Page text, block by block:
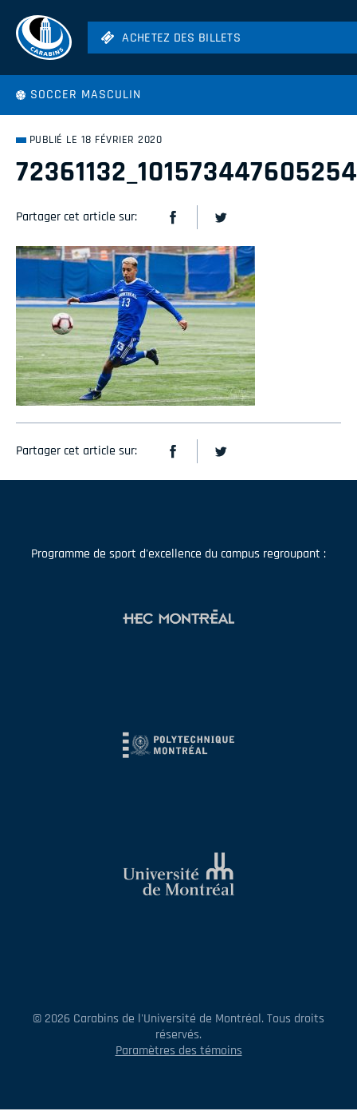
ACHETEZ DES BILLETS
Hockey
Volleyball
ACHETEZ DES BILLETS
SOCCER MASCULIN
PUBLIÉ LE 18 FÉVRIER 2020
Partager cet article sur:
Partager cet article sur:
Programme de sport d'excellence du campus regroupant :
© 2026 Carabins de l'Université de Montréal. Tous droits
réservés.
Paramètres des témoins